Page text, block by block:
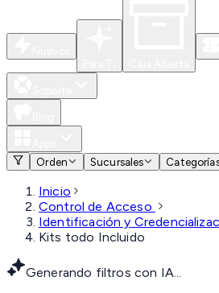
Orden
Sucursales
Inicio
Control de Acceso
Identificación y
Kits todo Incluido
Generando filtros con IA...